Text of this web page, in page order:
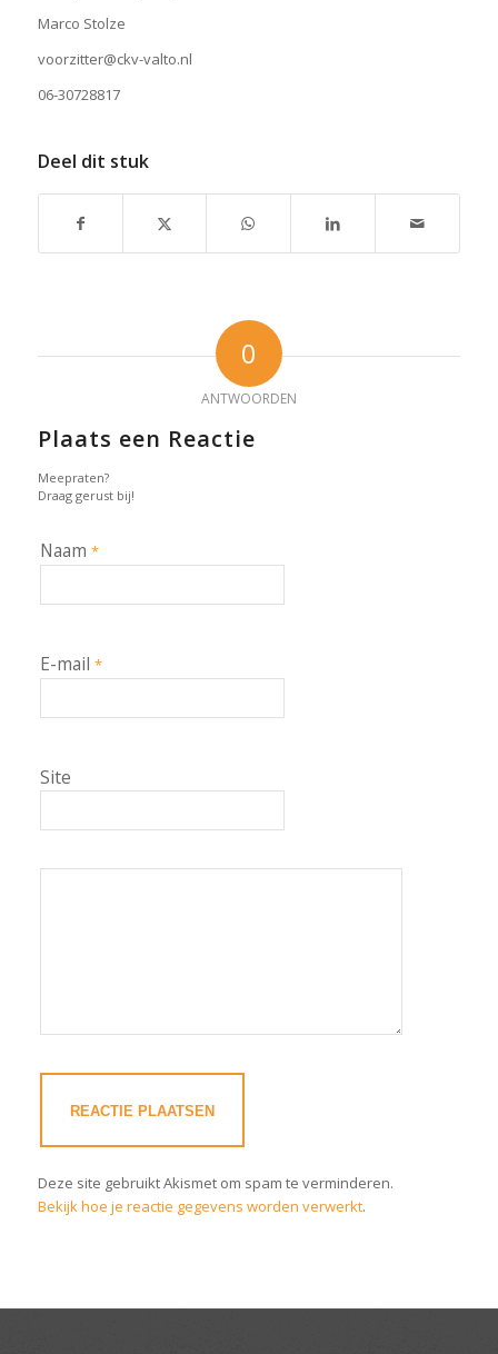
Marco Stolze
voorzitter@ckv-valto.nl
06-30728817
Deel dit stuk
0
ANTWOORDEN
Plaats een Reactie
Meepraten?
Draag gerust bij!
Naam *
E-mail *
Site
Deze site gebruikt Akismet om spam te verminderen.
Bekijk hoe je reactie gegevens worden verwerkt.